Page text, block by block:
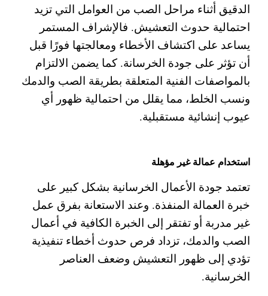
الدقيق أثناء مراحل الصب من العوامل التي تزيد
احتمالية حدوث التعشيش. فالإشراف المستمر
يساعد على اكتشاف الأخطاء ومعالجتها فورًا قبل
أن تؤثر على جودة الخرسانة. كما يضمن الالتزام
بالمواصفات الفنية المتعلقة بطريقة الصب والدمك
ونسب الخلط، مما يقلل من احتمالية ظهور أي
عيوب إنشائية مستقبلية.
استخدام عمالة غير مؤهلة
تعتمد جودة الأعمال الخرسانية بشكل كبير على
خبرة العمالة المنفذة. وعند الاستعانة بفرق عمل
غير مدربة أو تفتقر إلى الخبرة الكافية في أعمال
الصب والدمك، تزداد فرص حدوث أخطاء تنفيذية
تؤدي إلى ظهور التعشيش وضعف العناصر
الخرسانية.